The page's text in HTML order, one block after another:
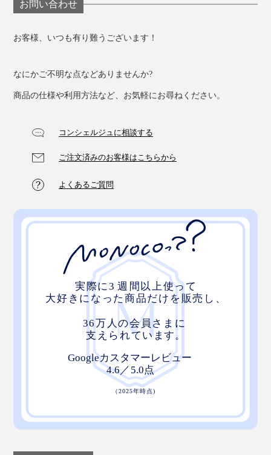
裏面プレートには、ギフトを贈る相手へ、想いが伝わる吉祥文様の解説を。本体
この世にひとつだけの『NENRIN CLOCK』、あなたの
大切な人の節目に、ぜひ贈ってください。
お問い合わせ
お客様、いつも有り難うございます！
なにかご不明な点などありませんか?
商品の仕様や利用方法など、お気軽にお尋ねください。
コンシェルジュに相談する
ご注文済みのお客様はこちらから
よくあるご質問